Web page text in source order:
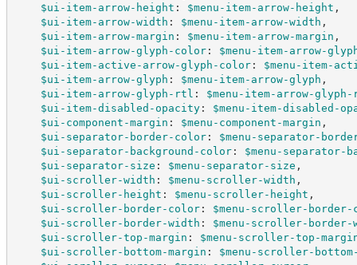
$ui-item-arrow-height : $menu-item-arrow-height ,
$ui-item-arrow-width : $menu-item-arrow-width ,
$ui-item-arrow-margin : $menu-item-arrow-margin ,
$ui-item-arrow-glyph-color:
$menu-item-arrow-
$ui-item-active-arrow-glyph-color:
$menu-item-
$ui-item-arrow-glyph : $menu-item-arrow-glyph ,
$ui-item-arrow-glyph-rtl :
$menu-item-arrow-
$ui-item-disabled-opacity:
$menu-item-disabled-
$ui-component-margin : $menu-component-margin ,
$ui-separator-border-color:
$menu-separator-
$ui-separator-background-color:
$menu-separator-
$ui-separator-size : $menu-separator-size ,
$ui-scroller-width : $menu-scroller-width ,
$ui-scroller-height : $menu-scroller-height ,
$ui-scroller-border-color:
$menu-scroller-border-
$ui-scroller-border-width :
$menu-scroller-border-
$ui-scroller-top-margin :
$menu-scroller-top-
$ui-scroller-bottom-margin :
$menu-scroller-